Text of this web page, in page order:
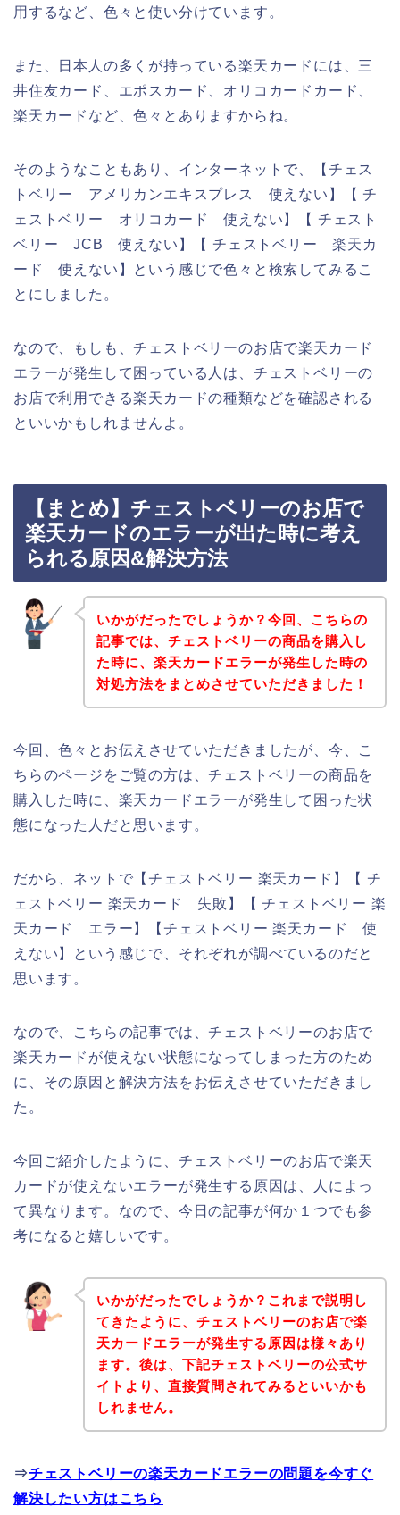
用するなど、色々と使い分けています。
また、日本人の多くが持っている楽天カードには、三
井住友カード、エポスカード、オリコカードカード、
楽天カードなど、色々とありますからね。
そのようなこともあり、インターネットで、【チェス
トベリー アメリカンエキスプレス 使えない】【 チ
ェストベリー オリコカード 使えない】【 チェスト
ベリー JCB 使えない】【 チェストベリー 楽天カ
ード 使えない】という感じで色々と検索してみるこ
とにしました。
なので、もしも、チェストベリーのお店で楽天カード
エラーが発生して困っている人は、チェストベリーの
お店で利用できる楽天カードの種類などを確認される
といいかもしれませんよ。
【まとめ】チェストベリーのお店で
楽天カードのエラーが出た時に考え
られる原因&解決方法
いかがだったでしょうか？今回、こちらの
記事では、チェストベリーの商品を購入し
た時に、楽天カードエラーが発生した時の
対処方法をまとめさせていただきました！
今回、色々とお伝えさせていただきましたが、今、こ
ちらのページをご覧の方は、チェストベリーの商品を
購入した時に、楽天カードエラーが発生して困った状
態になった人だと思います。
だから、ネットで【チェストベリー 楽天カード】【 チ
ェストベリー 楽天カード 失敗】【 チェストベリー 楽
天カード エラー】【チェストベリー 楽天カード 使
えない】という感じで、それぞれが調べているのだと
思います。
なので、こちらの記事では、チェストベリーのお店で
楽天カードが使えない状態になってしまった方のため
に、その原因と解決方法をお伝えさせていただきまし
た。
今回ご紹介したように、チェストベリーのお店で楽天
カードが使えないエラーが発生する原因は、人によっ
て異なります。なので、今日の記事が何か１つでも参
考になると嬉しいです。
いかがだったでしょうか？これまで説明し
てきたように、チェストベリーのお店で楽
天カードエラーが発生する原因は様々あり
ます。後は、下記チェストベリーの公式サ
イトより、直接質問されてみるといいかも
しれません。
⇒チェストベリーの楽天カードエラーの問題を今すぐ
解決したい方はこちら